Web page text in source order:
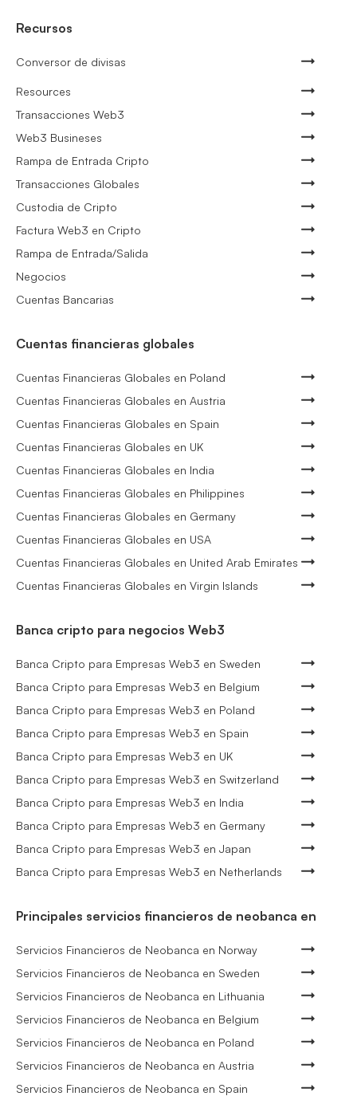
Recursos
Conversor de divisas
Resources
Transacciones Web3
Web3 Busineses
Rampa de Entrada Cripto
Transacciones Globales
Custodia de Cripto
Factura Web3 en Cripto
Rampa de Entrada/Salida
Negocios
Cuentas Bancarias
Cuentas financieras globales
Cuentas Financieras Globales en Poland
Cuentas Financieras Globales en Austria
Cuentas Financieras Globales en Spain
Cuentas Financieras Globales en UK
Cuentas Financieras Globales en India
Cuentas Financieras Globales en Philippines
Cuentas Financieras Globales en Germany
Cuentas Financieras Globales en USA
Cuentas Financieras Globales en United Arab Emirates
Cuentas Financieras Globales en Virgin Islands
Banca cripto para negocios Web3
Banca Cripto para Empresas Web3 en Sweden
Banca Cripto para Empresas Web3 en Belgium
Banca Cripto para Empresas Web3 en Poland
Banca Cripto para Empresas Web3 en Spain
Banca Cripto para Empresas Web3 en UK
Banca Cripto para Empresas Web3 en Switzerland
Banca Cripto para Empresas Web3 en India
Banca Cripto para Empresas Web3 en Germany
Banca Cripto para Empresas Web3 en Japan
Banca Cripto para Empresas Web3 en Netherlands
Principales servicios financieros de neobanca en
Servicios Financieros de Neobanca en Norway
Servicios Financieros de Neobanca en Sweden
Servicios Financieros de Neobanca en Lithuania
Servicios Financieros de Neobanca en Belgium
Servicios Financieros de Neobanca en Poland
Servicios Financieros de Neobanca en Austria
Servicios Financieros de Neobanca en Spain